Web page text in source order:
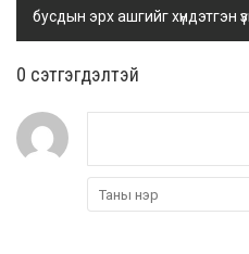
бусдын эрх ашгийг хүндэтгэн
0 cэтгэгдэлтэй